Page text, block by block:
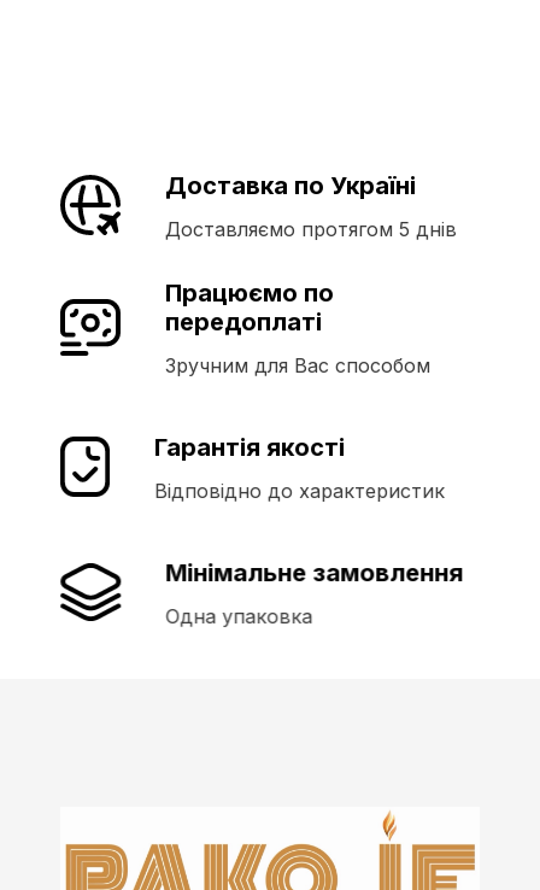
Доставка по Україні
Доставляємо протягом 5 днів
Працюємо по
передоплаті
Зручним для Вас способом
Гарантія якості
Відповідно до характеристик
Мінімальне замовлення
Одна упаковка